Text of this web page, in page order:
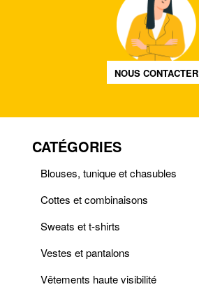
NOUS CONTACTER
CATÉGORIES
Blouses, tunique et chasubles
Cottes et combinaisons
Sweats et t-shirts
Vestes et pantalons
Vêtements haute visibilité